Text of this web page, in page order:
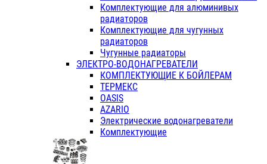
Комплектующие для алюминивых
радиаторов
Комплектующие для чугунных
радиаторов
Чугунные радиаторы
ЭЛЕКТРО-ВОДОНАГРЕВАТЕЛИ
КОМПЛЕКТУЮЩИЕ К БОЙЛЕРАМ
ТЕРМЕКС
OASIS
AZARIO
Электрические водонагреватели
Комплектующие